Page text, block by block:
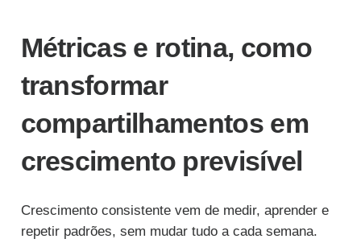
Métricas e rotina, como
transformar
compartilhamentos em
crescimento previsível
Crescimento consistente vem de medir, aprender e
repetir padrões, sem mudar tudo a cada semana.